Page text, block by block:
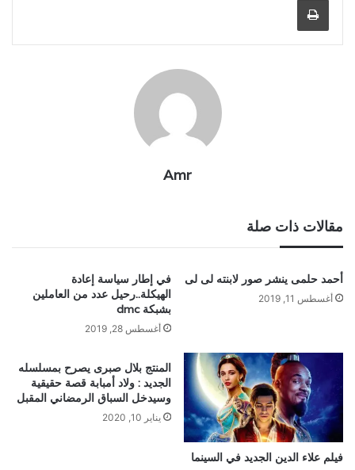
Amr
مقالات ذات صلة
أحمد حلمى ينشر صور لابنته لى لى
أغسطس 11, 2019
في إطار سياسة إعادة
الهيكلة..رحيل عدد من العاملين
بشبكة dmc
أغسطس 28, 2019
فيلم علاء الدين الجديد في السينما
المنتج بلال صبرى يصرح بمسلسله
الجديد : ولاد أمبابة قصة حقيقية
وسيدخل السباق الرمضاني المقبل
يناير 10, 2020